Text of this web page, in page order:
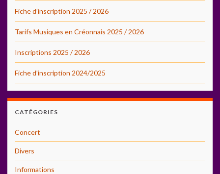
Fiche d’inscription 2025 / 2026
Tarifs Musiques en Créonnais 2025 / 2026
Inscriptions 2025 / 2026
Fiche d’inscription 2024/2025
CATÉGORIES
Concert
Divers
Informations